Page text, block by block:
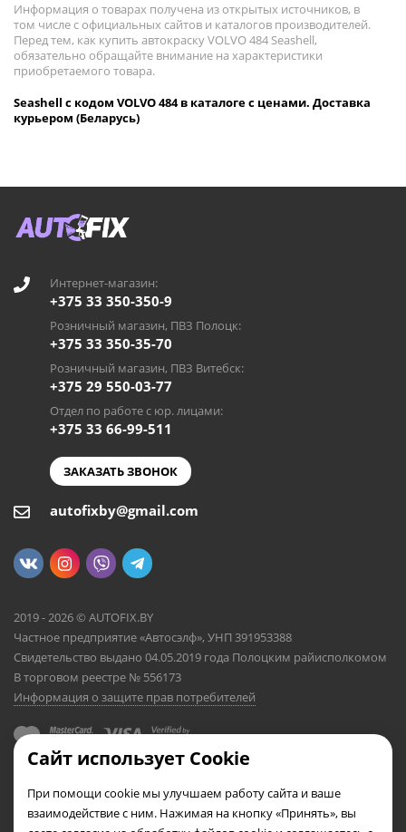
Информация о товарах получена из открытых источников, в
том числе с официальных сайтов и каталогов производителей.
Перед тем, как купить автокраску VOLVO 484 Seashell,
обязательно обращайте внимание на характеристики
приобретаемого товара.
Seashell с кодом VOLVO 484 в каталоге с ценами. Доставка
курьером (Беларусь)
Интернет-магазин:
+375 33 350-350-9
Розничный магазин, ПВЗ Полоцк:
+375 33 350-35-70
Розничный магазин, ПВЗ Витебск:
+375 29 550-03-77
Отдел по работе с юр. лицами:
+375 33 66-99-511
ЗАКАЗАТЬ ЗВОНОК
autofixby@gmail.com
2019 - 2026 © AUTOFIX.BY
Частное предприятие «Автосэлф», УНП 391953388
Свидетельство выдано 04.05.2019 года Полоцким райисполкомом
В торговом реестре № 556173
Информация о защите прав потребителей
Сайт использует Cookie
При помощи cookie мы улучшаем работу сайта и ваше
взаимодействие с ним. Нажимая на кнопку «Принять», вы